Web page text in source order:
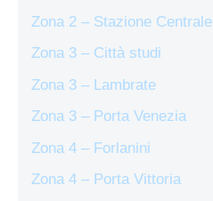
Zona 2 – Stazione Centrale
Zona 3 – Città studi
Zona 3 – Lambrate
Zona 3 – Porta Venezia
Zona 4 – Forlanini
Zona 4 – Porta Vittoria